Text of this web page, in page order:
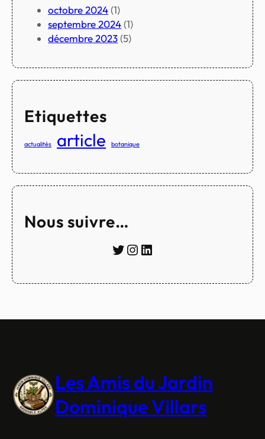
octobre 2024(1)
septembre 2024(1)
décembre 2023(5)
Etiquettes
actualités article botanique
Nous suivre…
Twitter Instagram LinkedIn
Les Amis du Jardin
Dominique Villars